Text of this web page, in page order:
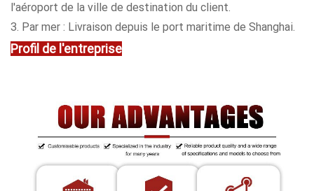
l'aéroport de la ville de destination du client.
3. Par mer : Livraison depuis le port maritime de Shanghai.
Profil de l'entreprise